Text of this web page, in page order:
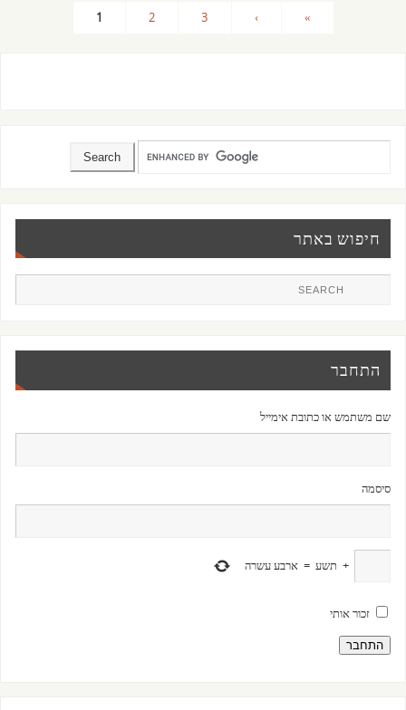
1 2 3 › »
חיפוש באתר
התחבר
שם משתמש או כתובת אימייל
סיסמה
+ תשע = ארבע עשרה
זכור אותי
התחבר